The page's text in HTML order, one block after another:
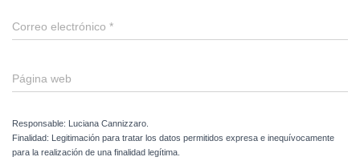
Correo electrónico *
Página web
Responsable: Luciana Cannizzaro.
Finalidad: Legitimación para tratar los datos permitidos expresa e inequívocamente
para la realización de una finalidad legítima.